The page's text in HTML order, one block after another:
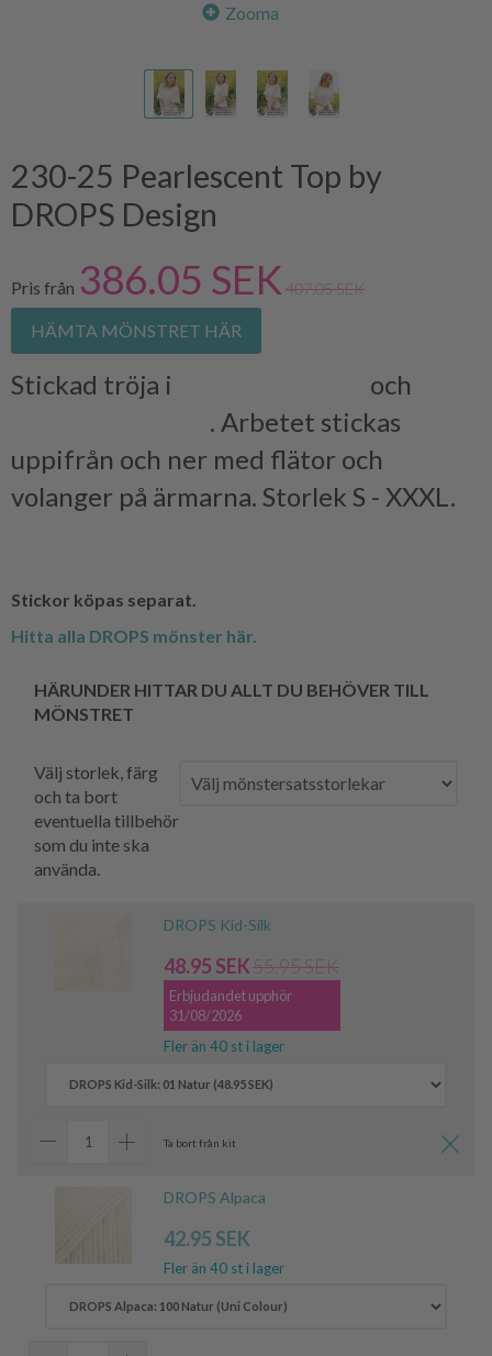
Zooma
230-25 Pearlescent Top by
DROPS Design
Pris från 386.05 SEK 407.05 SEK
HÄMTA MÖNSTRET HÄR
Stickad tröja i
och
. Arbetet stickas
uppifrån och ner med flätor och
volanger på ärmarna. Storlek S - XXXL.
Stickor köpas separat.
Hitta alla DROPS mönster här.
HÄRUNDER HITTAR DU ALLT DU BEHÖVER TILL
MÖNSTRET
Välj storlek, färg
och ta bort
eventuella tillbehör
som du inte ska
använda.
DROPS Kid-Silk
48.95 SEK55.95 SEK
Erbjudandet upphör
31/08/2026
Fler än 40 st i lager
Ta bort från kit
DROPS Alpaca
42.95 SEK
Fler än 40 st i lager